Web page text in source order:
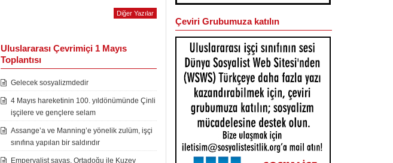
Diğer Yazılar
Uluslararası Çevrimiçi 1 Mayıs
Toplantısı
Gelecek sosyalizmdedir
4 Mayıs hareketinin 100. yıldönümünde Çinli
işçilere ve gençlere selam
Assange’a ve Manning’e yönelik zulüm, işçi
sınıfına yapılan bir saldırıdır
Emperyalist savaş, Ortadoğu ile Kuzey
Çeviri Grubumuza katılın